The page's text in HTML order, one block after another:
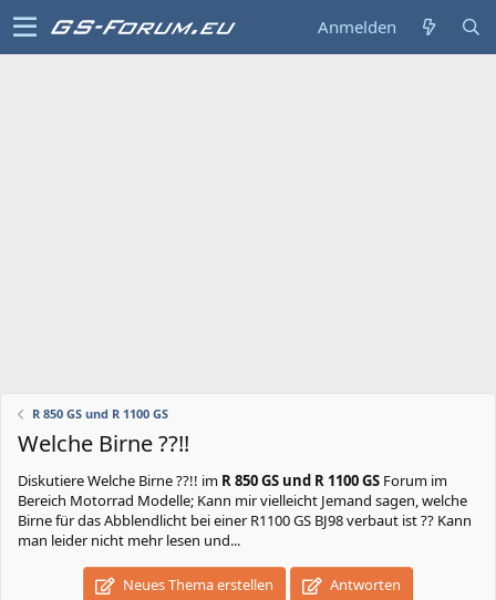
Anmelden
R 850 GS und R 1100 GS
Welche Birne ??!!
DiskutiereWelche Birne ??!! im R 850 GS und R 1100 GS Forum im
Bereich Motorrad Modelle; Kann mir vielleicht Jemand sagen, welche
Birne für das Abblendlicht bei einer R1100 GS BJ98 verbaut ist ?? Kann
man leider nicht mehr lesen und...
Neues Thema erstellen Antworten